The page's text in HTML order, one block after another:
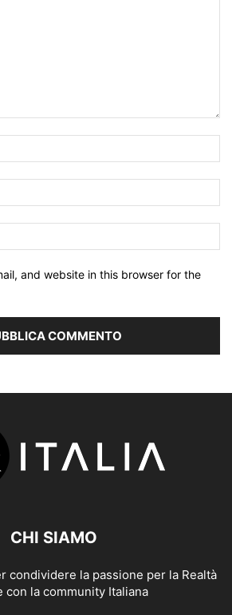
and website in this browser for the
CHI SIAMO
condividere la passione per la Realtà
con la community Italiana